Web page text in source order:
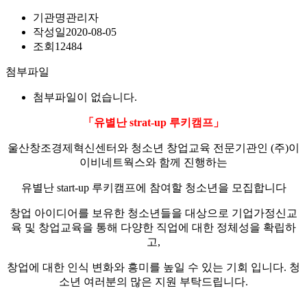
기관명관리자
작성일2020-08-05
조회 12484
첨부파일
첨부파일이 없습니다.
「유별난 strat-up 루키캠프」
울산창조경제혁신센터와 청소년 창업교육 전문기관인 (주)이
이비네트웍스와 함께 진행하는
유별난 start-up 루키캠프에 참여할 청소년을 모집합니다
창업 아이디어를 보유한 청소년들을 대상으로 기업가정신교
육 및 창업교육을 통해 다양한 직업에 대한 정체성을 확립하
고,
창업에 대한 인식 변화와 흥미를 높일 수 있는 기회 입니다. 청
소년 여러분의 많은 지원 부탁드립니다.